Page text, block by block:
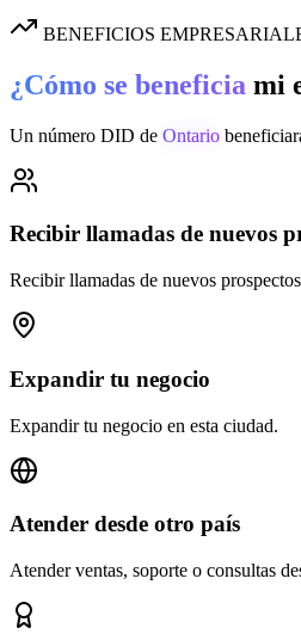
BENEFICIOS
¿Cómo se beneficia mi
Un número DID de Ontario
Recibir llamadas de nuevos
Recibir llamadas de nuevos
Expandir tu negocio
Expandir tu negocio en esta ciudad.
Atender desde otro país
Atender ventas, soporte o consultas